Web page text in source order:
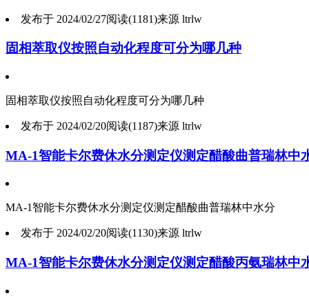
发布于 2024/02/27阅读(1181)来源 ltrlw
固相萃取仪按照自动化程度可分为哪几种
固相萃取仪按照自动化程度可分为哪几种
发布于 2024/02/20阅读(1187)来源 ltrlw
MA-1智能卡尔费休水分测定仪测定醋酸曲普瑞林中
MA-1智能卡尔费休水分测定仪测定醋酸曲普瑞林中水分
发布于 2024/02/20阅读(1130)来源 ltrlw
MA-1智能卡尔费休水分测定仪测定醋酸丙氨瑞林中